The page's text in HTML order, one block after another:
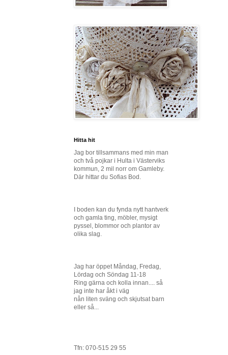
Hitta hit
Jag bor tillsammans med min man
och två pojkar i Hulta i Västerviks
kommun, 2 mil norr om Gamleby.
Där hittar du Sofias Bod.
I boden kan du fynda nytt hantverk
och gamla ting, möbler, mysigt
pyssel, blommor och plantor av
olika slag.
Jag har öppet Måndag, Fredag,
Lördag och Söndag 11-18
Ring gärna och kolla innan.... så
jag inte har åkt i väg
nån liten sväng och skjutsat barn
eller så...
Tfn: 070-515 29 55